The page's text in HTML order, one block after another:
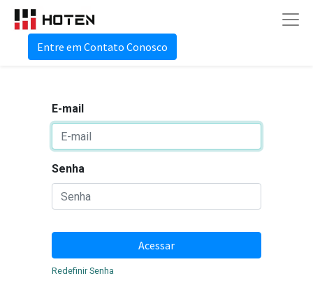
Entre em Contato Conosco
E-mail
Senha
Acessar
Redefinir Senha